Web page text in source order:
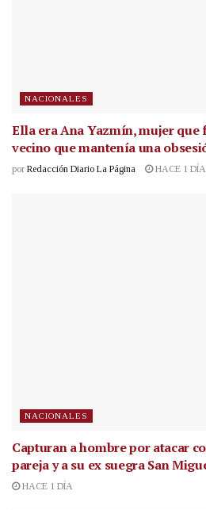
NACIONALES
Ella era Ana Yazmín, mujer que
vecino que mantenía una
por Redacción Diario La Página HACE 1 DÍA
NACIONALES
Capturan a hombre por atacar
pareja y a su ex suegra San
HACE 1 DÍA